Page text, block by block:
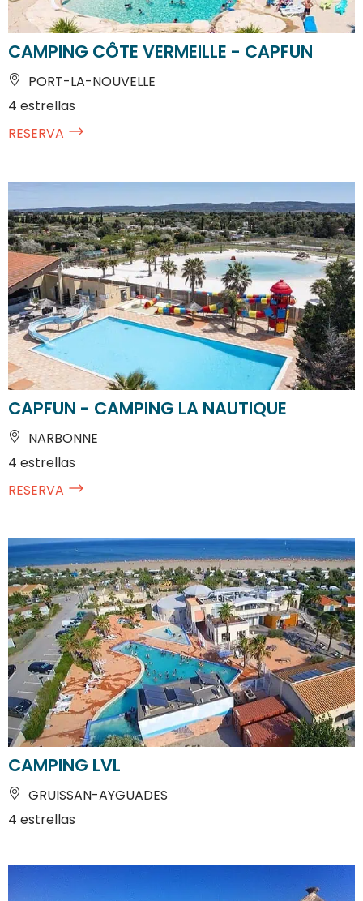
CAMPING CÔTE VERMEILLE - CAPFUN
PORT-LA-NOUVELLE
4 estrellas
RESERVA
CAPFUN - CAMPING LA NAUTIQUE
NARBONNE
4 estrellas
RESERVA
CAMPING LVL
GRUISSAN-AYGUADES
4 estrellas